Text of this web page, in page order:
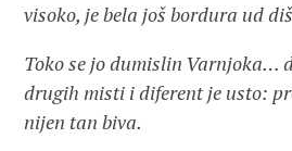
visoko, je bela još bordura ud
Toko se jo dumislin Varnjoka…
drugih misti i diferent je usto:
nijen tan biva.